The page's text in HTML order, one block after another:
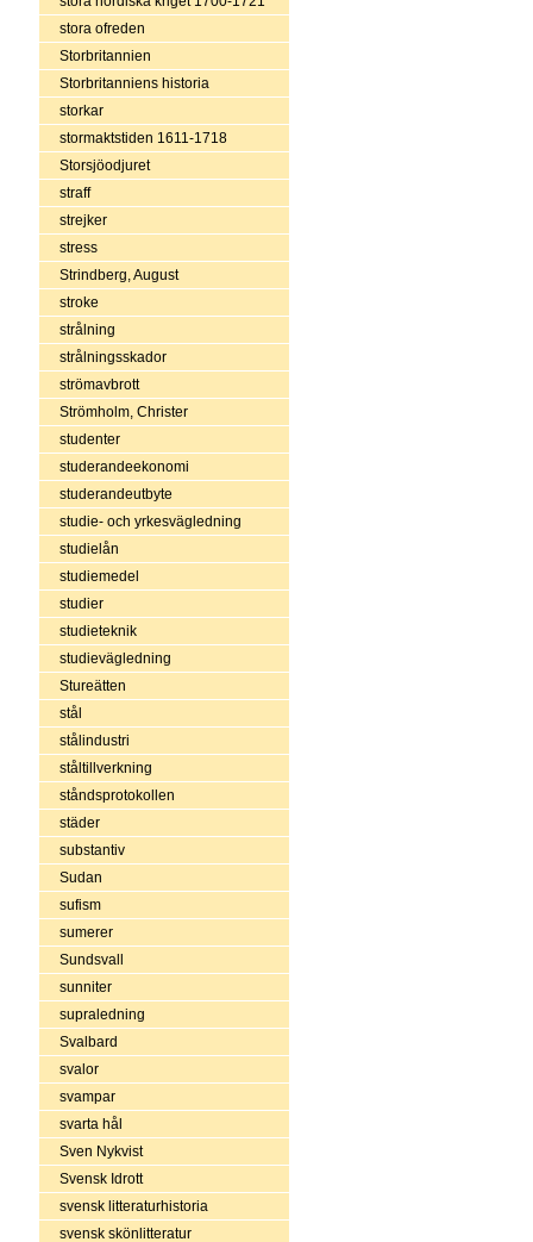
stora ofreden
Storbritannien
Storbritanniens historia
storkar
stormaktstiden 1611-1718
Storsjöodjuret
straff
strejker
stress
Strindberg, August
stroke
strålning
strålningsskador
strömavbrott
Strömholm, Christer
studenter
studerandeekonomi
studerandeutbyte
studie- och yrkesvägledning
studielån
studiemedel
studier
studieteknik
studievägledning
Stureätten
stål
stålindustri
ståltillverkning
ståndsprotokollen
städer
substantiv
Sudan
sufism
sumerer
Sundsvall
sunniter
supraledning
Svalbard
svalor
svampar
svarta hål
Sven Nykvist
Svensk Idrott
svensk litteraturhistoria
svensk skönlitteratur